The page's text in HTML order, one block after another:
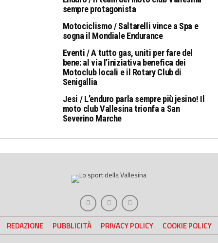
sempre protagonista
Motociclismo / Saltarelli vince a Spa e
sogna il Mondiale Endurance
Eventi / A tutto gas, uniti per fare del
bene: al via l’iniziativa benefica dei
Motoclub locali e il Rotary Club di
Senigallia
Jesi / L’enduro parla sempre più jesino! Il
moto club Vallesina trionfa a San
Severino Marche
REDAZIONE PUBBLICITÀ PRIVACY POLICY COOKIE POLICY